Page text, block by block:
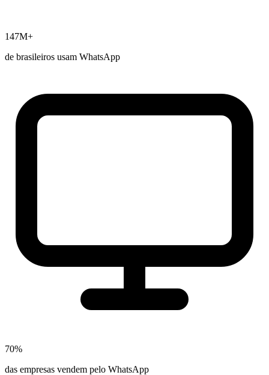
147M+
de brasileiros usam WhatsApp
70%
das empresas vendem pelo WhatsApp